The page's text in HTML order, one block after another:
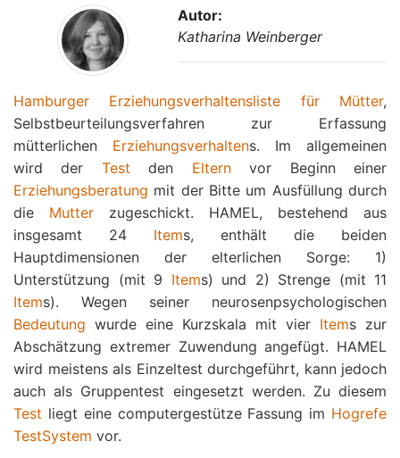
Autor:
Katharina Weinberger
Hamburger Erziehungsverhaltensliste für Mütter,
Selbstbeurteilungsverfahren zur Erfassung
mütterlichen Erziehungsverhaltens. Im allgemeinen
wird der Test den Elternvor Beginn einer
Erziehungsberatung mit der Bitte um Ausfüllung durch
die Mutter zugeschickt. HAMEL, bestehend aus
insgesamt 24 Items, enthält die beiden
Hauptdimensionen der elterlichen Sorge: 1)
Unterstützung (mit 9 Items) und 2) Strenge (mit 11
Items). Wegen seiner neurosenpsychologischen
Bedeutung wurde eine Kurzskala mit vier Items zur
Abschätzung extremer Zuwendung angefügt. HAMEL
wird meistens als Einzeltest durchgeführt, kann jedoch
auch als Gruppentest eingesetzt werden. Zu diesem
Test liegt eine computergestütze Fassung im Hogrefe
TestSystem vor.